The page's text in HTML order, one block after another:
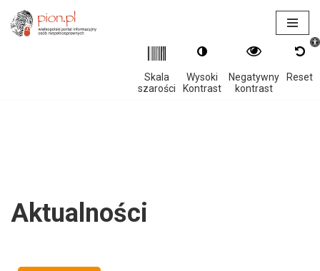
Skala
szarości
Wysoki
Kontrast
Negatywny
kontrast
Reset
Przejdź
Aktualności